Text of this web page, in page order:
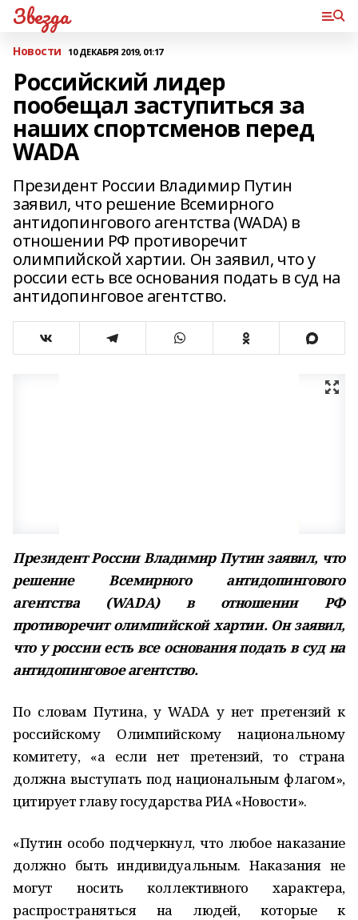
Звезда
Новости 10 ДЕКАБРЯ 2019, 01:17
Российский лидер
пообещал заступиться за
наших спортсменов перед
WADA
Президент России Владимир Путин
заявил, что решение Всемирного
антидопингового агентства (WADA) в
отношении РФ противоречит
олимпийской хартии. Он заявил, что у
россии есть все основания подать в суд на
антидопинговое агентство.
Президент России Владимир Путин заявил, что
решение Всемирного антидопингового
агентства (WADA) в отношении РФ
противоречит олимпийской хартии. Он заявил,
что у россии есть все основания подать в суд на
антидопинговое агентство.
По словам Путина, у WADA у нет претензий к
российскому Олимпийскому национальному
комитету, «а если нет претензий, то страна
должна выступать под национальным флагом»,
цитирует главу государства РИА «Новости».
«Путин особо подчеркнул, что любое наказание
должно быть индивидуальным. Наказания не
могут носить коллективного характера,
распространяться на людей, которые к